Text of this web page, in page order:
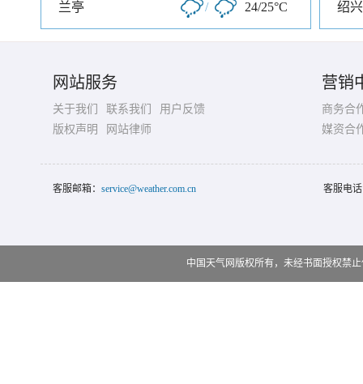
兰亭 / 24/25°C 绍
网站服务
关于我们 联系我们
用户反馈
版权声明
网站律师
营销
商务合
媒资合
客服邮箱： service@weather.com.cn 客服电
中国天气网版权所有，未经书面授权